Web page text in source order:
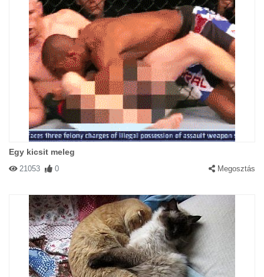
Egy kicsit meleg
21053 0 Megosztás